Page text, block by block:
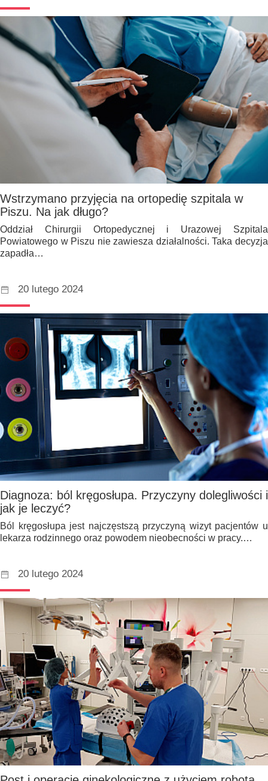
Wstrzymano przyjęcia na ortopedię szpitala w
Piszu. Na jak długo?
Oddział Chirurgii Ortopedycznej i Urazowej Szpitala
Powiatowego w Piszu nie zawiesza działalności. Taka decyzja
zapadła…
20 lutego 2024
Diagnoza: ból kręgosłupa. Przyczyny dolegliwości i
jak je leczyć?
Ból kręgosłupa jest najczęstszą przyczyną wizyt pacjentów u
lekarza rodzinnego oraz powodem nieobecności w pracy.…
20 lutego 2024